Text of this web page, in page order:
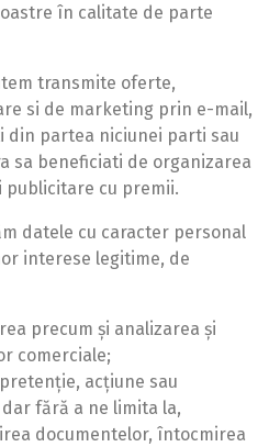
în calitate de parte
transmite oferte,
si de marketing prin e-mail,
din partea niciunei parti sau
sa beneficiati de organizarea
publicitare cu premii.
datele cu caracter personal
interese legitime, de
precum și analizarea și
comerciale;
acțiune sau
fără a ne limita la,
documentelor, întocmirea